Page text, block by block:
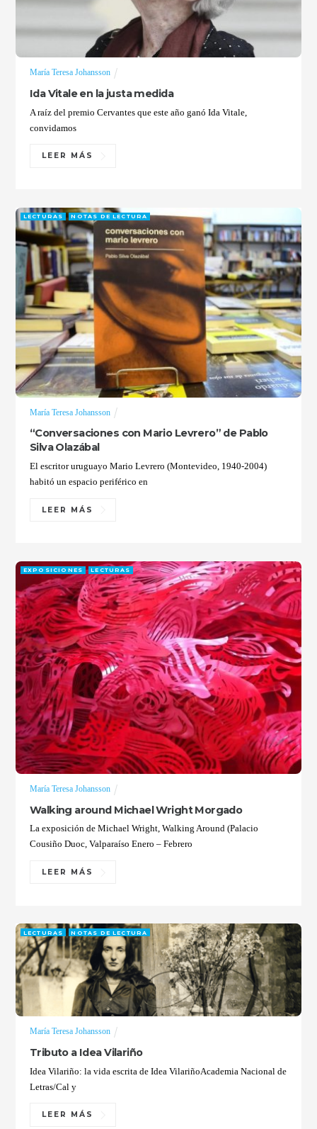
Ida Vitale en la justa medida
María Teresa Johansson
A raíz del premio Cervantes que este año ganó Ida Vitale,
convidamos
LEER MÁS
“Conversaciones con Mario Levrero” de Pablo
Silva Olazábal
María Teresa Johansson
LECTURAS NOTAS DE LECTURA
El escritor uruguayo Mario Levrero (Montevideo, 1940-2004)
habitó un espacio periférico en
LEER MÁS
Walking around Michael Wright Morgado
María Teresa Johansson
EXPOSICIONES LECTURAS
La exposición de Michael Wright, Walking Around (Palacio
Cousiño Duoc, Valparaíso Enero – Febrero
LEER MÁS
Tributo a Idea Vilariño
María Teresa Johansson
LECTURAS NOTAS DE LECTURA
Idea Vilariño: la vida escrita de Idea VilariñoAcademia Nacional de
Letras/Cal y
LEER MÁS